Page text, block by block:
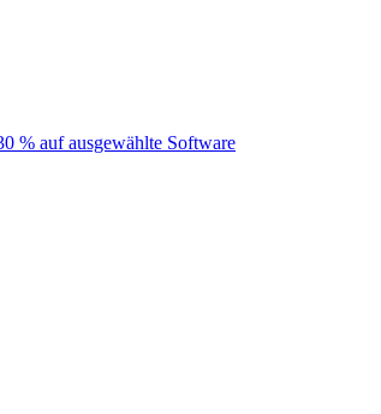
% auf ausgewählte Software